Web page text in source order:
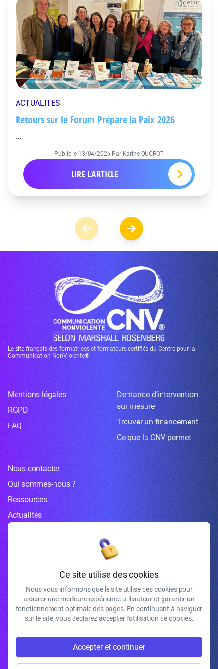
ACTUALITÉS
Retours sur le Forum Prépare la Paix 2026
...
Publié le 13/04/2026 Par Karine DUCROT
LIRE L'ARTICLE
Le site français des formatrices et formateurs certifiés du Centre pour la
Communication NonViolente®
Mentions légales
RGPD
FAQ
Demande d’intervention
sur mesure
Trouver un financement
Ce que la CNV permet
Nous contacter
Qui sommes-nous ?
Ressources
Actualités
Inscrivez-vous à la newsletter
J'accepte de recevoir vos e-mails et confirme avoir pris connaissance de
votre politique de confidentialité et mentions légales.
Ce site utilise des cookies
Nous vous informons que le site utilise des cookies pour
assurer une meilleure expérience utilisateur et garantir un
fonctionnement optimale des pages. En continuant à naviguer
sur le site, vous déclarez accepter l'utilisation de cookies.
Accepter et continuer